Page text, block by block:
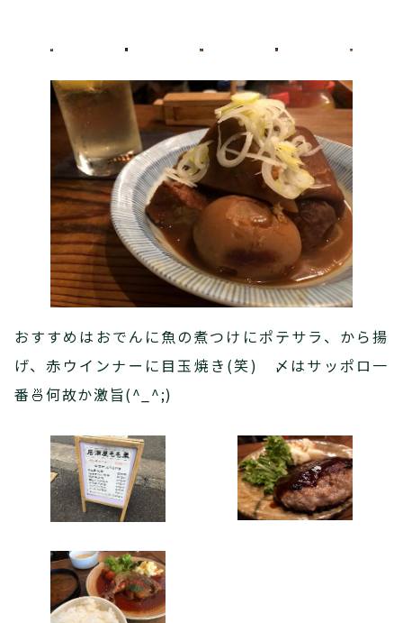
おすすめはおでんに魚の煮つけにポテサラ、から揚
げ、赤ウインナーに目玉焼き(笑) 〆はサッポロ一
番🍜何故か激旨(^_^;)